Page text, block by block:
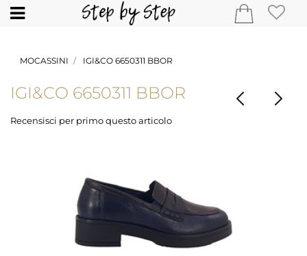
Open
MOCASSINI IGI&CO 6650311 BBOR
IGI&CO 6650311 BBOR
Recensisci per primo questo articolo